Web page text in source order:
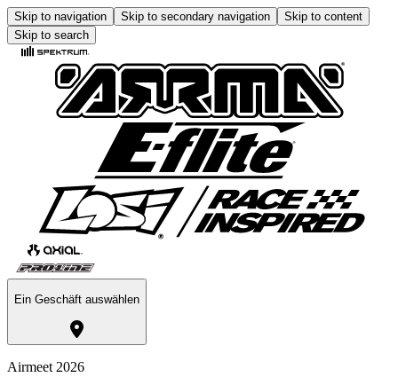
Skip to navigation Skip to secondary navigation
Skip to content
Skip to search
Ein Geschäft auswählen
Airmeet 2026